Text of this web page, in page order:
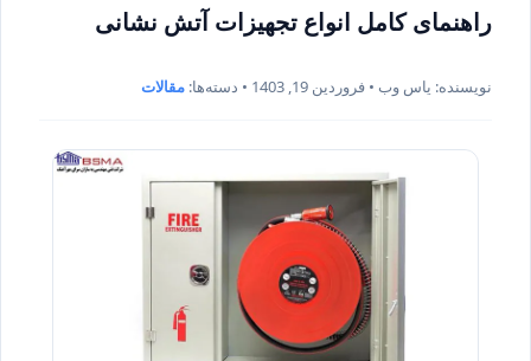
راهنمای کامل انواع تجهیزات آتش نشانی
نویسنده: یاس وب • فروردین 19, 1403 • دسته‌ها: مقالات